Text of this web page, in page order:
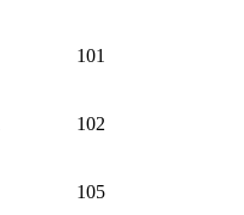
101
102
105